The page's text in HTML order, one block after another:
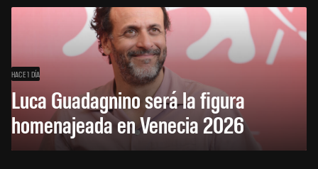
HACE 1 DÍA
Luca Guadagnino será la figura
homenajeada en Venecia 2026